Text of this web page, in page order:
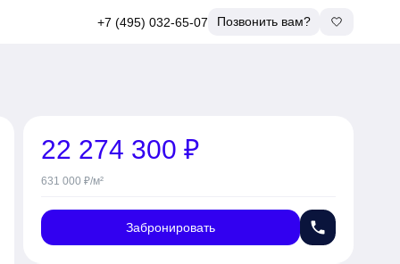
+7 (495) 032-65-07 Позвонить вам?
22 274 300 ₽
631 000 ₽/м²
Забронировать phone